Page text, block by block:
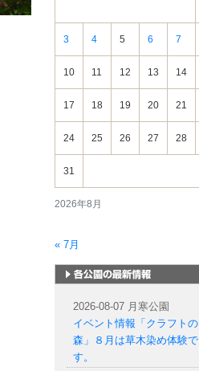
2026年8月
3 4 5 6 7
10 11 12 13 14
17 18 19 20 21
24 25 26 27 28
31
« 7月
2026-08-07 月寒公園
イベント情報「クラフトの
森」８月は草木染め体験で
す。